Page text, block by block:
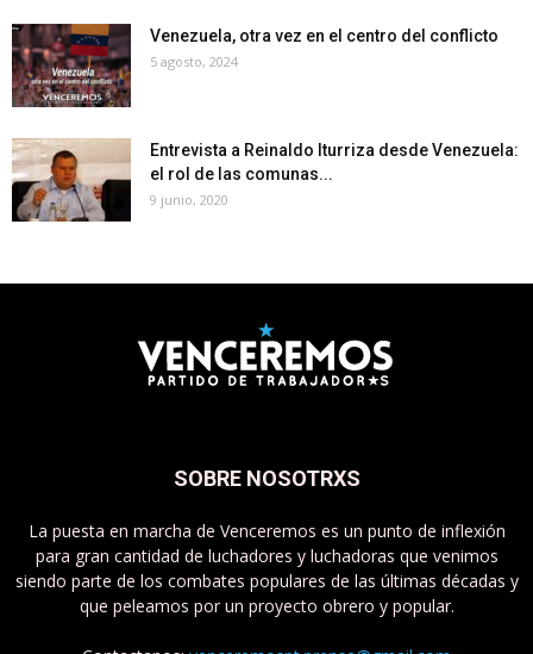
Venezuela, otra vez en el centro del conflicto
5 agosto, 2024
Entrevista a Reinaldo Iturriza desde Venezuela:
el rol de las comunas...
9 junio, 2020
SOBRE NOSOTRXS
La puesta en marcha de Venceremos es un punto de inflexión
para gran cantidad de luchadores y luchadoras que venimos
siendo parte de los combates populares de las últimas décadas y
que peleamos por un proyecto obrero y popular.